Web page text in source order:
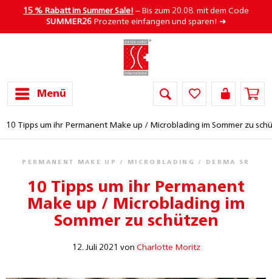
15 % Rabatt im Summer Sale! – Bis zum 20.08. mit dem Code
SUMMER26Prozente einfangen und sparen! ➜
Menü
10 Tipps um ihr Permanent Make up / Microblading im Sommer zu
PERMANENT MAKE UP / MICROBLADING / DERMA SR
10 Tipps um ihr Permanent
Make up / Microblading im
Sommer zu schützen
12. Juli 2021 von Charlotte Moritz